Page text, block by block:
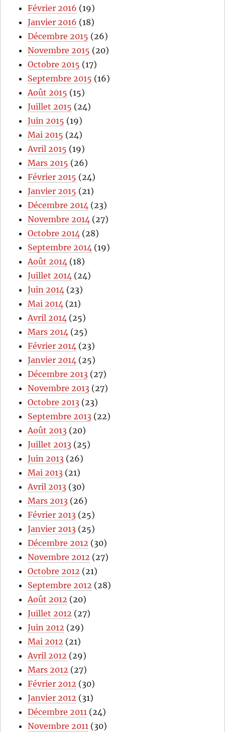
Février 2016 (19)
Janvier 2016 (18)
Décembre 2015 (26)
Novembre 2015 (20)
Octobre 2015 (17)
Septembre 2015 (16)
Août 2015 (15)
Juillet 2015 (24)
Juin 2015 (19)
Mai 2015 (24)
Avril 2015 (19)
Mars 2015 (26)
Février 2015 (24)
Janvier 2015 (21)
Décembre 2014 (23)
Novembre 2014 (27)
Octobre 2014 (28)
Septembre 2014 (19)
Août 2014 (18)
Juillet 2014 (24)
Juin 2014 (23)
Mai 2014 (21)
Avril 2014 (25)
Mars 2014 (25)
Février 2014 (23)
Janvier 2014 (25)
Décembre 2013 (27)
Novembre 2013 (27)
Octobre 2013 (23)
Septembre 2013 (22)
Août 2013 (20)
Juillet 2013 (25)
Juin 2013 (26)
Mai 2013 (21)
Avril 2013 (30)
Mars 2013 (26)
Février 2013 (25)
Janvier 2013 (25)
Décembre 2012 (30)
Novembre 2012 (27)
Octobre 2012 (21)
Septembre 2012 (28)
Août 2012 (20)
Juillet 2012 (27)
Juin 2012 (29)
Mai 2012 (21)
Avril 2012 (29)
Mars 2012 (27)
Février 2012 (30)
Janvier 2012 (31)
Décembre 2011 (24)
Novembre 2011 (30)